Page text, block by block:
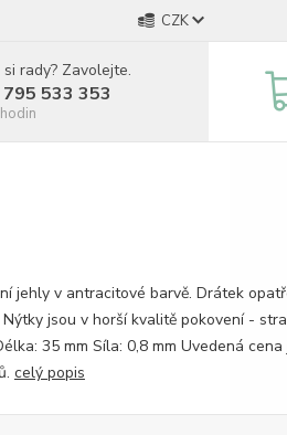
CZK
rady? Zavolejte.
533 353
jehly v antracitové barvě. Drátek
Nýtky jsou v horší kvalitě pokovení -
35 mm Síla: 0,8 mm Uvedená
celý popis